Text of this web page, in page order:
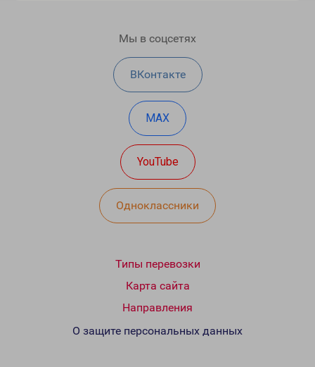
Мы в соцсетях
ВКонтакте
MAX
YouTube
Одноклассники
Типы перевозки
Карта сайта
Направления
О защите персональных данных